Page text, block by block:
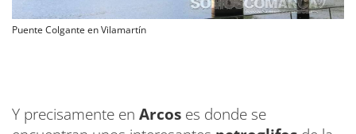
Puente Colgante en Vilamartín
Y precisamente en Arcos es donde se